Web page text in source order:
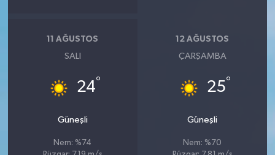
11 AĞUSTOS
SALI
24°
Güneşli
Nem: %74
12 AĞUSTOS
ÇARŞAMBA
25°
Güneşli
Nem: %70